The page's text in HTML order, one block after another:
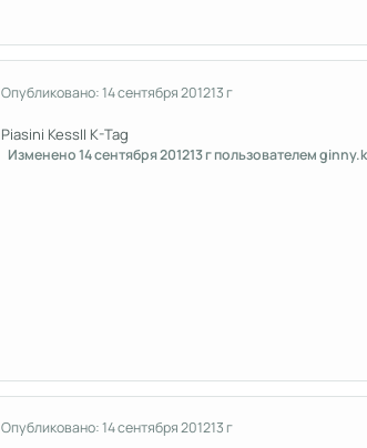
Опубликовано:14 сентября 201213 г
Piasini KessII K-Tag
Изменено14 сентября 201213 гпользователем
Опубликовано:14 сентября 201213 г